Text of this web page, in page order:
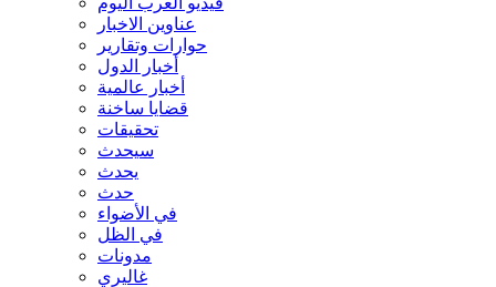
عناوين الاخبار
حوارات وتقارير
أخبار الدول
أخبار عالمية
قضايا ساخنة
تحقيقات
سيحدث
يحدث
حدث
في الأضواء
في الظل
مدونات
غاليري